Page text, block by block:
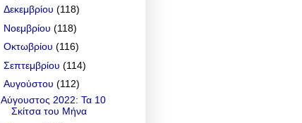
Δεκεμβρίου (118)
Νοεμβρίου (118)
Οκτωβρίου (116)
Σεπτεμβρίου (114)
Αυγούστου (112)
Αύγουστος 2022: Τα 10
Σκίτσα του Μήνα